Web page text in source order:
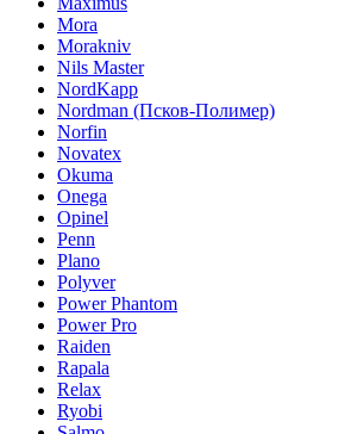
Mora
Morakniv
Nils Master
NordKapp
Nordman (Псков-Полимер)
Norfin
Novatex
Okuma
Onega
Opinel
Penn
Plano
Polyver
Power Phantom
Power Pro
Raiden
Rapala
Relax
Ryobi